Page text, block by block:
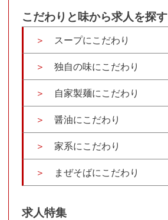
こだわりと味から求人を探す
スープにこだわり
独自の味にこだわり
自家製麺にこだわり
醤油にこだわり
家系にこだわり
まぜそばにこだわり
求人特集